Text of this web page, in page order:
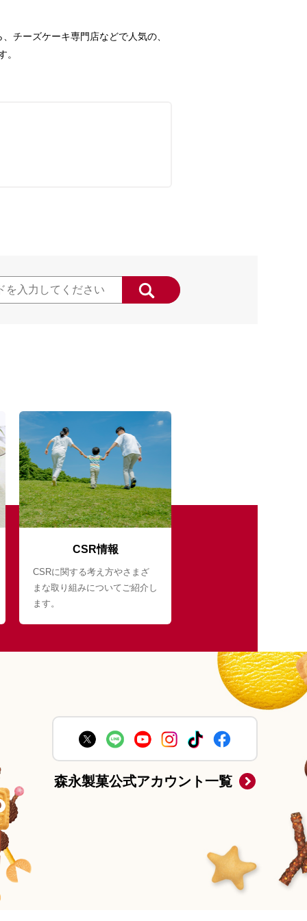
チーズケーキ専門店などで人気の、
。
CSR情報
CSRに関する考え方やさまざ
まな取り組みについてご紹介し
ます。
森永製菓公式アカウント一覧